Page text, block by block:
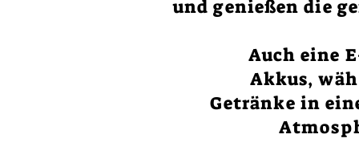
und genießen die
Auch eine
Akkus,
Getränke in e